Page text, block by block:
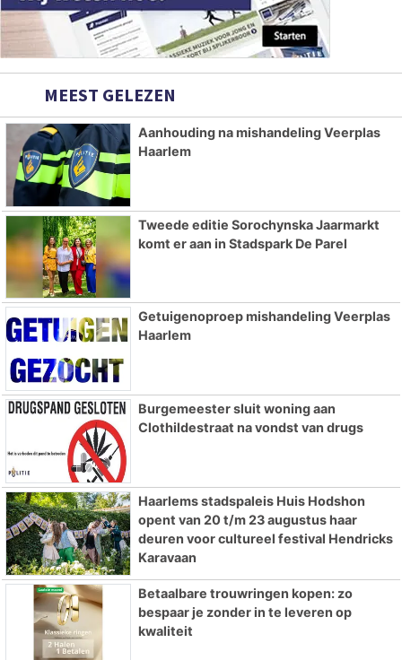
MEEST GELEZEN
Aanhouding na mishandeling Veerplas
Haarlem
Tweede editie Sorochynska Jaarmarkt
komt er aan in Stadspark De Parel
Getuigenoproep mishandeling Veerplas
Haarlem
Burgemeester sluit woning aan
Clothildestraat na vondst van drugs
Haarlems stadspaleis Huis Hodshon
opent van 20 t/m 23 augustus haar
deuren voor cultureel festival Hendricks
Karavaan
Betaalbare trouwringen kopen: zo
bespaar je zonder in te leveren op
kwaliteit